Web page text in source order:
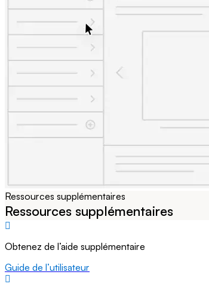
Ressources supplémentaires
Ressources supplémentaires
Obtenez de l’aide supplémentaire
Guide de l’utilisateur